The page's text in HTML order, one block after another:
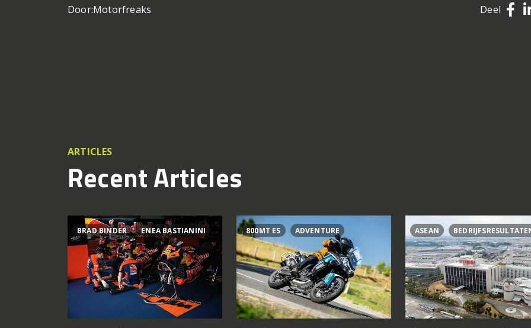
Door:Motorfreaks Deel
ARTICLES
Recent Articles
BRAD BINDER ENEA BASTIANINI 800MT ES ADVENTURE ASEAN